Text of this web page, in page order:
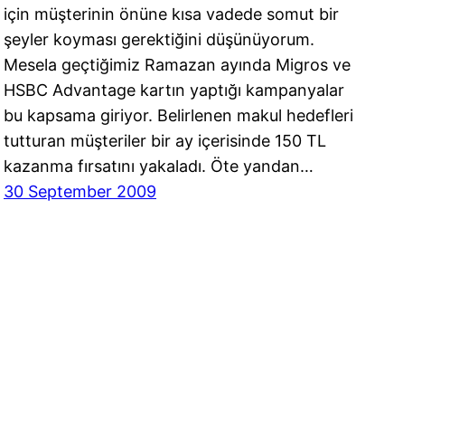
için müşterinin önüne kısa vadede somut bir
şeyler koyması gerektiğini düşünüyorum.
Mesela geçtiğimiz Ramazan ayında Migros ve
HSBC Advantage kartın yaptığı kampanyalar
bu kapsama giriyor. Belirlenen makul hedefleri
tutturan müşteriler bir ay içerisinde 150 TL
kazanma fırsatını yakaladı. Öte yandan…
30 September 2009